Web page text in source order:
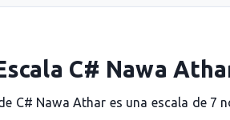
C# Nawa
C# Nawa Athar es una escala de 7